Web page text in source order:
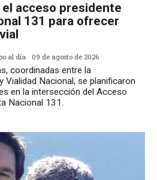
acceso presidente
131 para ofrecer
al día 09 de agosto de 2026
coordinadas entre la
Vialidad Nacional, se planificaron
en la intersección del Acceso
Nacional 131.